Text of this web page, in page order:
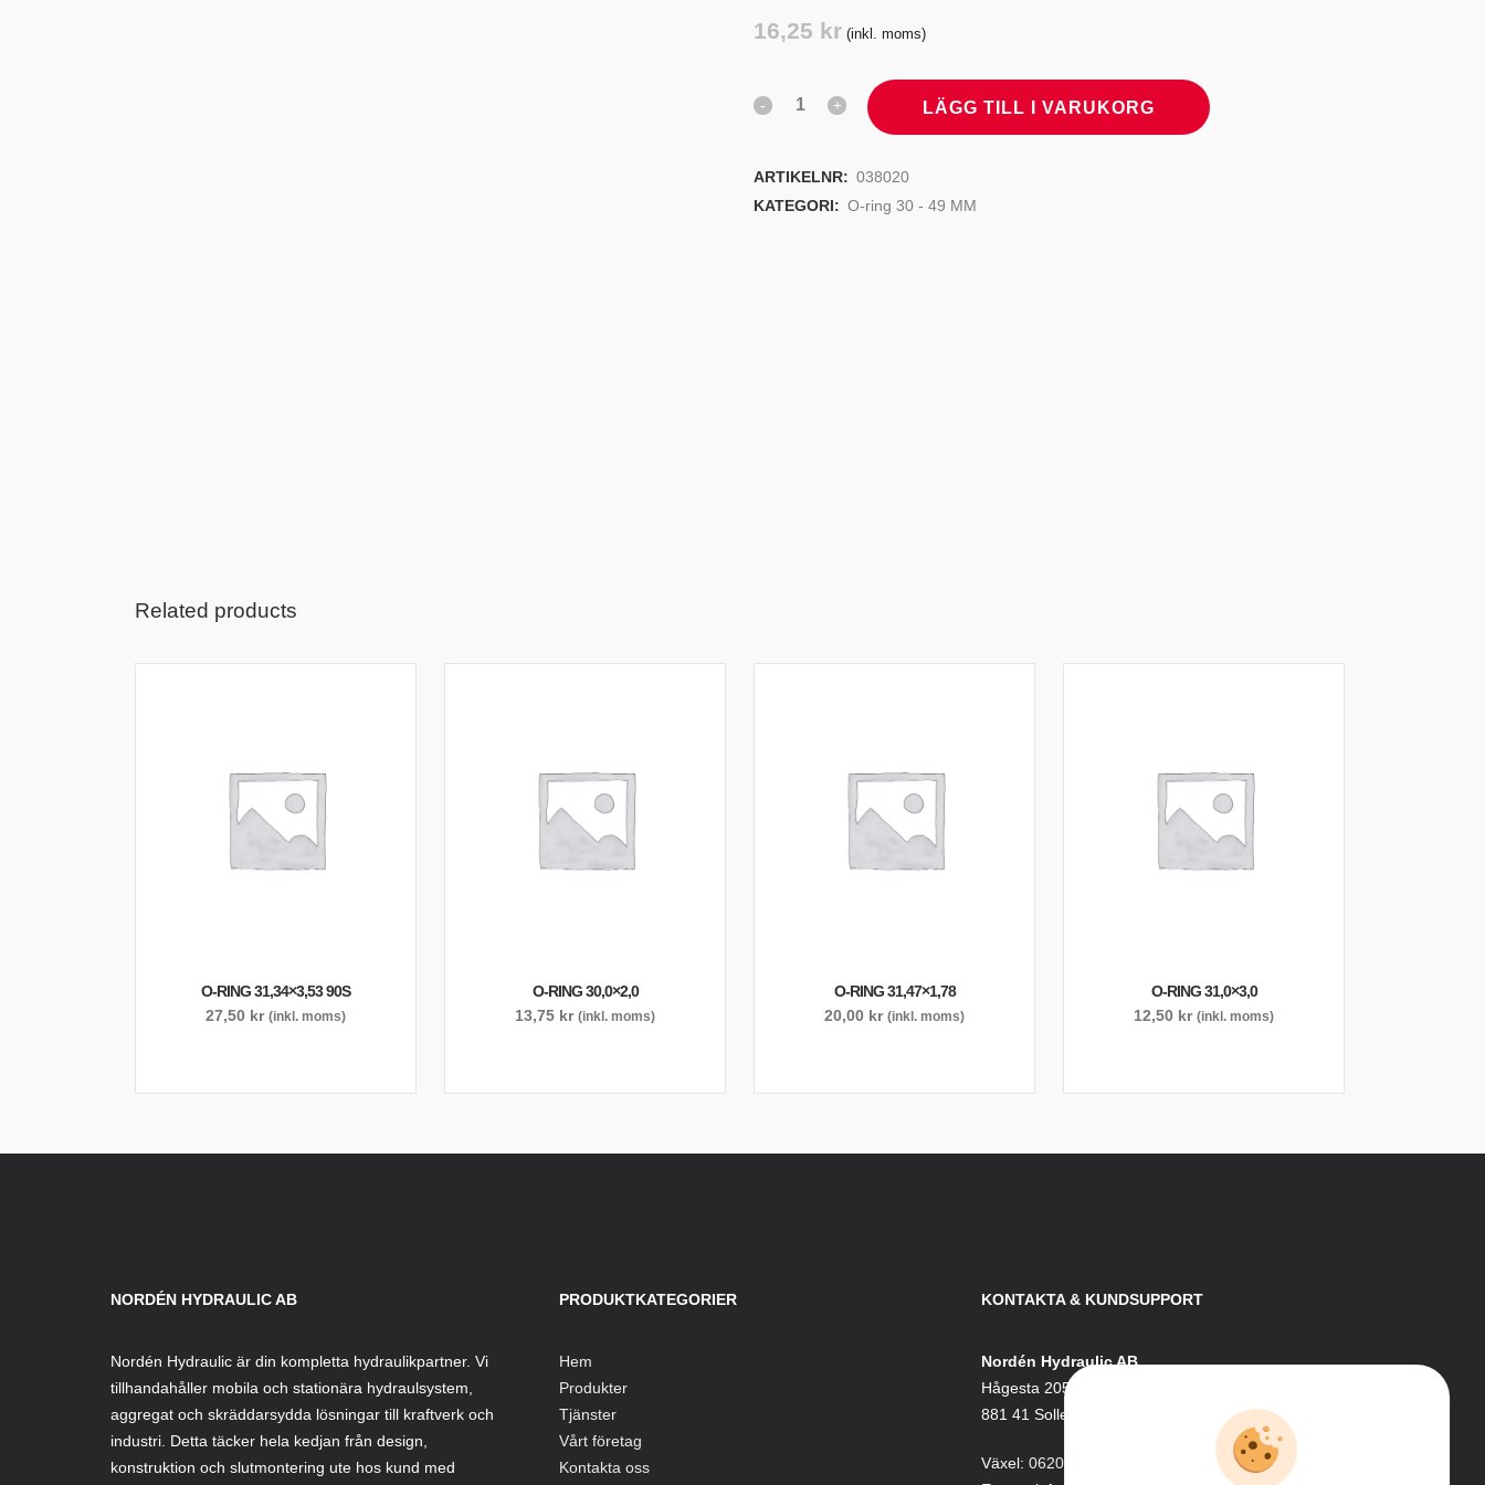
16,25 kr (inkl. moms)
LÄGG TILL I VARUKORG
ARTIKELNR: 038020
KATEGORI: O-ring 30 - 49 MM
Related products
O-RING 31,34×3,53 90S
27,50 kr (inkl. moms)
O-RING 30,0×2,0
13,75 kr (inkl. moms)
O-RING 31,47×1,78
20,00 kr (inkl. moms)
O-RING 31,0×3,0
12,50 kr (inkl. moms)
NORDÉN HYDRAULIC AB
Nordén Hydraulic är din kompletta hydraulikpartner. Vi
tillhandahåller mobila och stationära hydraulsystem,
aggregat och skräddarsydda lösningar till kraftverk och
industri. Detta täcker hela kedjan från design,
konstruktion och slutmontering ute hos kund med
PRODUKTKATEGORIER
Hem
Produkter
Tjänster
Vårt företag
Kontakta oss
KONTAKTA & KUNDSUPPORT
Nordén Hydraulic AB
Hågesta 205
881 41 Sollefteå
Växel: 0620-161 41